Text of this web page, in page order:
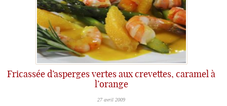
Fricassée d’asperges vertes aux crevettes, caramel à
l’orange
27 avril 2009